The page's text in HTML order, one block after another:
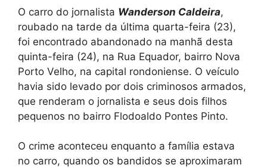
O carro do jornalista Wanderson Caldeira,
roubado na tarde da última quarta-feira (23),
foi encontrado abandonado na manhã desta
quinta-feira (24), na Rua Equador, bairro Nova
Porto Velho, na capital rondoniense. O veículo
havia sido levado por dois criminosos armados,
que renderam o jornalista e seus dois filhos
pequenos no bairro Flodoaldo Pontes Pinto.
O crime aconteceu enquanto a família estava
no carro, quando os bandidos se aproximaram